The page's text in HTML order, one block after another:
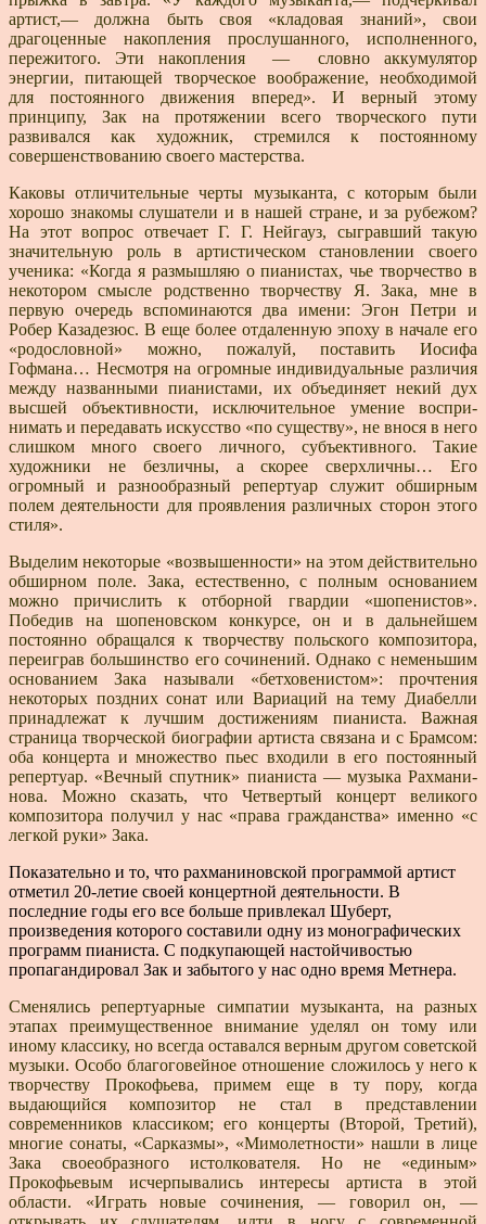
артист,— должна быть своя «кладовая знаний», свои
драгоценные накопления прослушанного, исполненного,
пережитого. Эти накопления — словно аккумулятор
энергии, питающей творческое воображе­ние, необходимой
для постоянного движения вперед». И верный этому
принципу, Зак на протяжении всего творческого пути
развивался как художник, стремился к постоянному
совершенствованию своего мастерства.
Каковы отличительные черты музыканта, с которым были
хорошо знакомы слушатели и в нашей стране, и за рубежом?
На этот вопрос отвечает Г. Г. Нейгауз, сыгравший такую
значительную роль в артистическом становлении своего
ученика: «Когда я размышляю о пи­анистах, чье творчество в
некотором смысле родствен­но творчеству Я. Зака, мне в
первую очередь вспоми­наются два имени: Эгон Петри и
Робер Казадезюс. В еще более отдаленную эпоху в начале его
«родослов­ной» можно, пожалуй, поставить Иосифа
Гофмана… Несмотря на огромные индивидуальные различия
меж­ду названными пианистами, их объединяет некий дух
высшей объективности, исключительное умение воспри­
нимать и передавать искусство «по существу», не внося в него
слишком много своего личного, субъективного. Такие
художники не безличны, а скорее сверхличны… Его
огромный и разнообразный репертуар служит обширным
полем деятельности для проявления различных сторон этого
стиля».
Выделим некоторые «возвышенности» на этом дей­ствительно
обширном поле. Зака, естественно, с полным основанием
можно причислить к отборной гвардии «шопенистов».
Победив на шопеновском конкурсе, он и в дальнейшем
постоянно обращался к творчеству поль­ского композитора,
переиграв большинство его сочине­ний. Однако с неменьшим
основанием Зака называли «бетховенистом»: прочтения
некоторых поздних сонат или Вариаций на тему Диабелли
принадлежат к луч­шим достижениям пианиста. Важная
страница творче­ской биографии артиста связана и с Брамсом:
оба кон­церта и множество пьес входили в его постоянный
репер­туар. «Вечный спутник» пианиста — музыка Рахмани­
нова. Можно сказать, что Четвертый концерт великого
композитора получил у нас «права гражданства» имен­но «с
легкой руки» Зака.
Показательно и то, что рахманиновской программой артист
отметил 20-летие своей концертной деятельности. В
последние годы его все больше привлекал Шуберт,
произведения которого сос­тавили одну из монографических
программ пианиста. С подкупающей настойчивостью
пропагандировал Зак и забытого у нас одно время Метнера.
Сменялись репертуарные симпатии музыканта, на разных
этапах преимущественное внимание уделял он тому или
иному классику, но всегда оставался верным другом советской
музыки. Особо благоговейное отно­шение сложилось у него к
творчеству Прокофьева, при­мем еще в ту пору, когда
выдающийся композитор не стал в представлении
современников классиком; его кон­церты (Второй, Третий),
многие сонаты, «Сарказмы», «Мимолетности» нашли в лице
Зака своеобразного ис­толкователя. Но не «единым»
Прокофьевым исчерпыва­лись интересы артиста в этой
области. «Играть новые сочинения, — говорил он, —